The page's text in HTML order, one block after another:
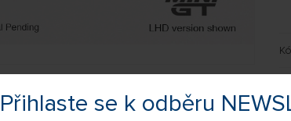
Přihlaste se k odběru